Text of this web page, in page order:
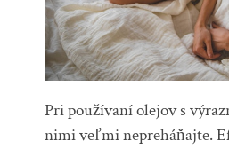
Pri používaní olejov s
nimi veľmi nepreháňajte.